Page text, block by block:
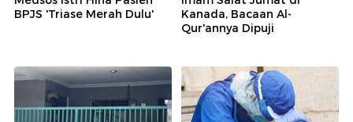
BPJS 'Triase Merah Dulu'
Kanada, Bacaan Al-
Qur'annya Dipuji